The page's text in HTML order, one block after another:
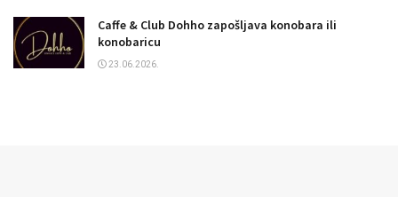
Caffe & Club Dohho zapošljava konobara ili
konobaricu
23.06.2026.